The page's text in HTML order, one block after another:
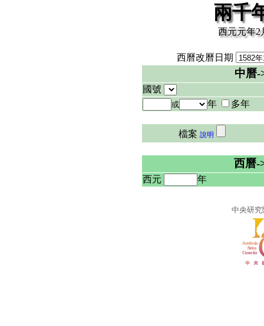
兩千
西元元年2
西曆改曆日期
中曆-
國號
或 年 多年
檔案 說明
西曆-
西元 年
中央研究